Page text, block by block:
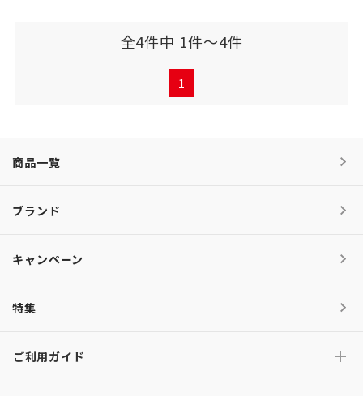
全4件中 1件～4件
1
商品一覧
ブランド
キャンペーン
特集
ご利用ガイド